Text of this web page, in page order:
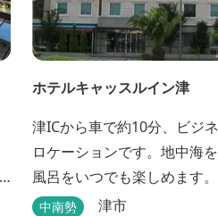
ホテルキャッスルイン津
津ICから車で約10分、ビジ
ロケーションです。地中海
風呂をいつでも楽しめます。
中南勢 津市